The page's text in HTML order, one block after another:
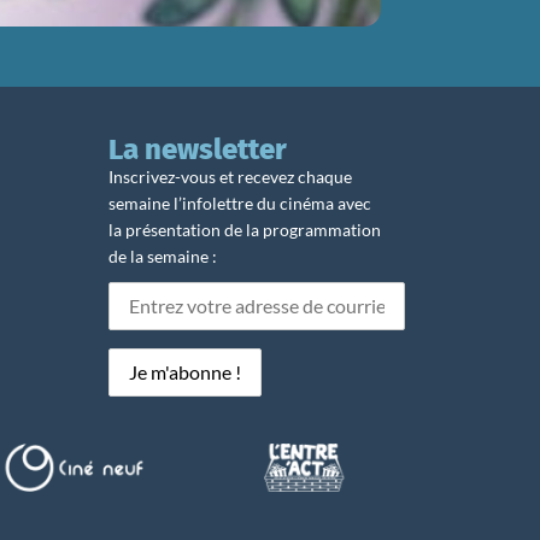
La newsletter
Inscrivez-vous et recevez chaque
semaine l’infolettre du cinéma avec
la présentation de la programmation
de la semaine :